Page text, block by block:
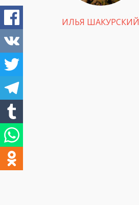
ИЛЬЯ ШАКУРСКИЙ